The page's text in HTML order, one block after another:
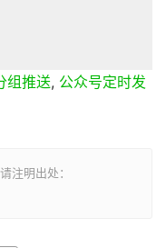
组推送, 公众号定时发
注明出处：